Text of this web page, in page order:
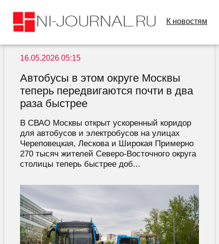
К новостям
16.05.2026 05:15
Автобусы в этом округе Москвы
теперь передвигаются почти в два
раза быстрее
В СВАО Москвы открыт ускоренный коридор
для автобусов и электробусов на улицах
Череповецкая, Лескова и Широкая Примерно
270 тысяч жителей Северо-Восточного округа
столицы теперь быстрее доб...